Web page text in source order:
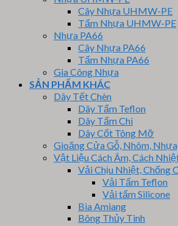
Cây Nhựa UHMW-PE
Tấm Nhựa UHMW-PE
Nhựa PA66
Cây Nhựa PA66
Tấm Nhựa PA66
Gia Công Nhựa
SẢN PHẨM KHÁC
Dây Tết Chèn
Dây Tẩm Teflon
Dây Tẩm Chì
Dây Cốt Tông Mỡ
Gioăng Cửa Gỗ, Nhôm,
Vật Liệu Cách Âm, Cách
Vải Chịu Nhiệt, Chống
Vải Tẩm Teflon
Vải tẩm Silicone
Bìa Amiang
Bông Thủy Tinh